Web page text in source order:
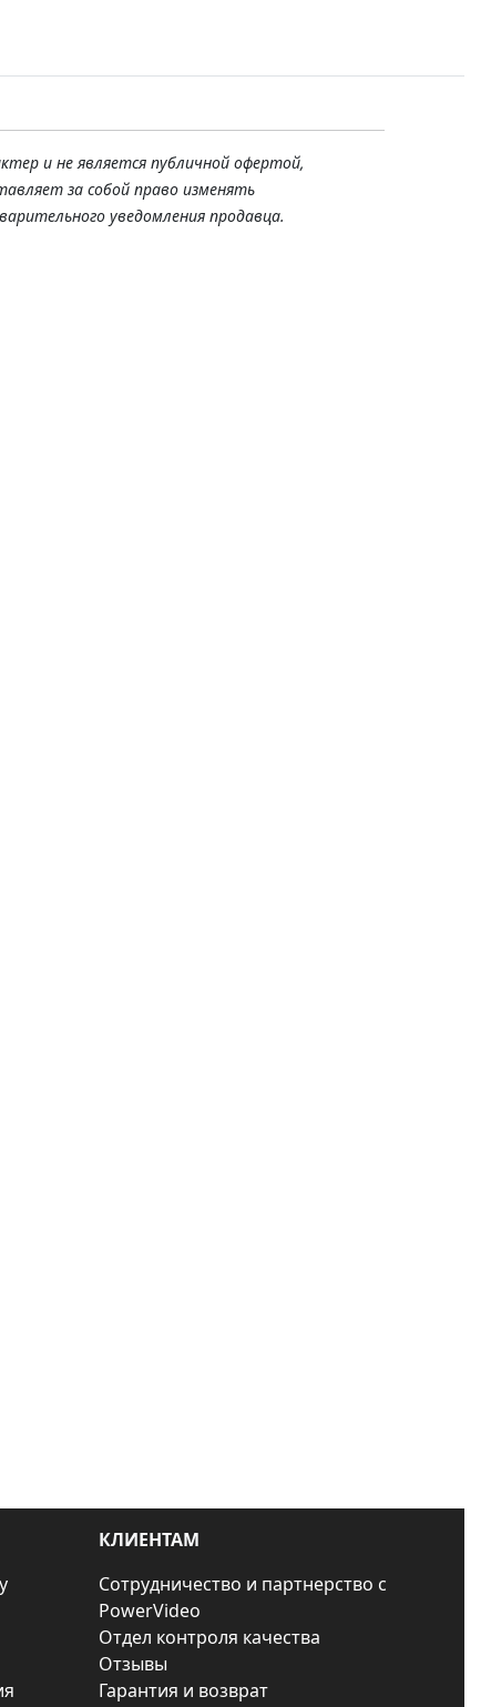
и не является публичной офертой,
за собой право изменять
уведомления продавца.
КЛИЕНТАМ
Сотрудничество и партнерство с
PowerVideo
Отдел контроля качества
Отзывы
Гарантия и возврат